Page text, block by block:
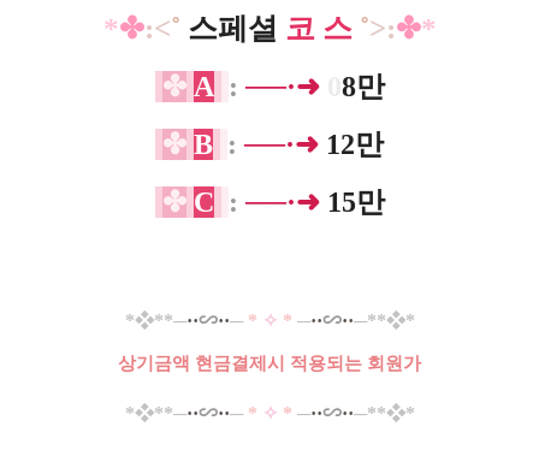
*✤:​<˚ 스페셜 코 스 ˚>:✤​*
✤ A : ──·➜
8만
✤ B : ──·➜ 12만
✤ C : ──·➜15만
*❖**─··∽··─ * ✧ * ─··∽··─**❖*
상기금액 현금결제시 적용되는 회원가
*​❖**─··∽··─ * ✧ * ─··∽··─**❖*